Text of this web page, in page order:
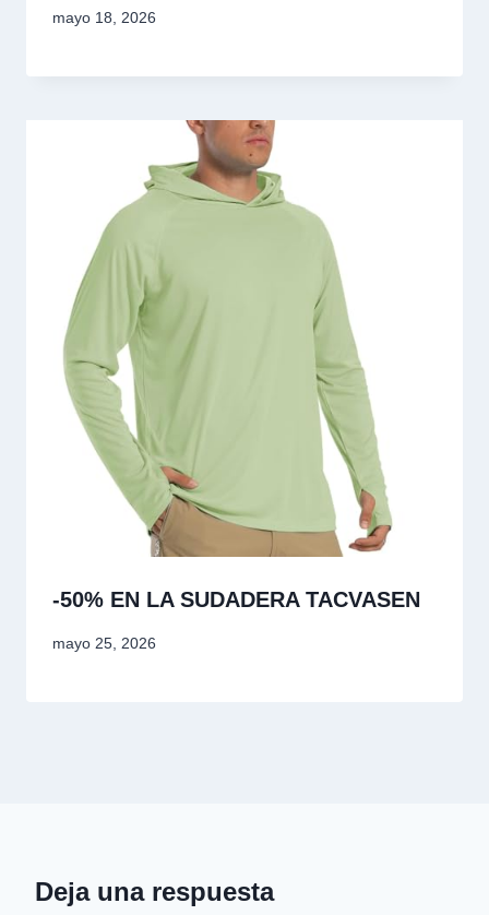
mayo 18, 2026
-50% EN LA SUDADERA TACVASEN
mayo 25, 2026
Deja una respuesta